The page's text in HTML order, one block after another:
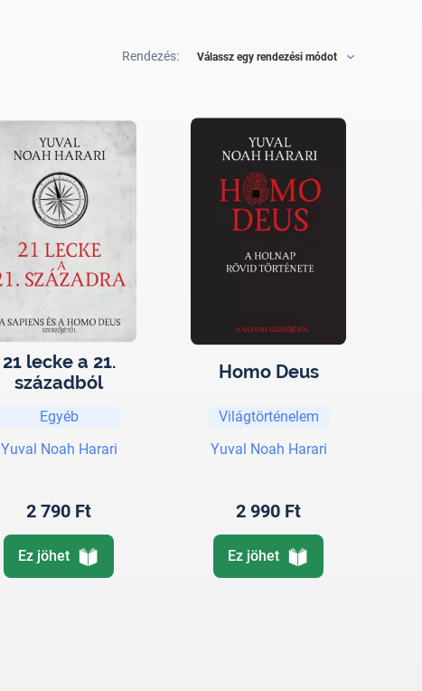
Rendezés: Válassz egy rendezési módot
21 lecke a 21.
századból
Egyéb
Yuval Noah Harari
2 790 Ft
Ez jöhet
Homo Deus
Világtörténelem
Yuval Noah Harari
2 990 Ft
Ez jöhet